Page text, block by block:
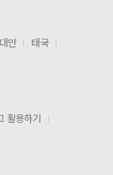
대만
태국
활용하기